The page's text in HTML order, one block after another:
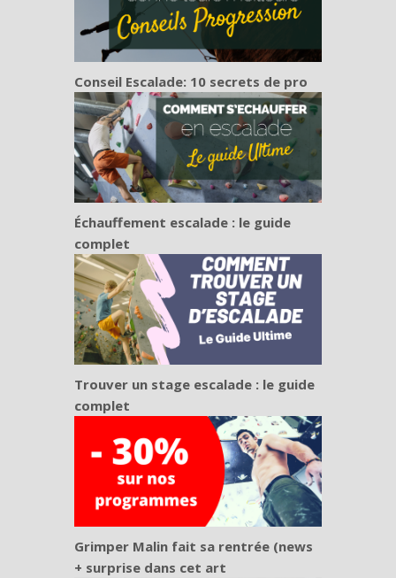
Conseil Escalade: 10 secrets de pro
Échauffement escalade : le guide
complet
Trouver un stage escalade : le guide
complet
Grimper Malin fait sa rentrée (news
+ surprise dans cet art